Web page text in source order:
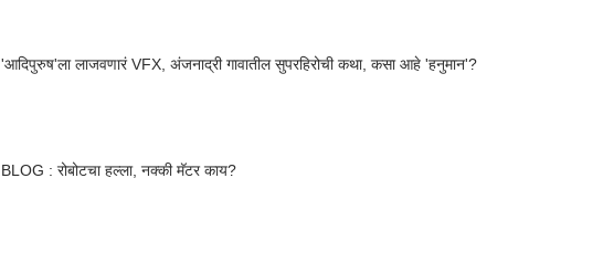
'आदिपुरुष'ला लाजवणारं VFX, अंजनाद्री गावातील सुपरहिरोची कथा, कसा आहे 'हनुमान'?
BLOG : रोबोटचा हल्ला, नक्की मॅटर काय?